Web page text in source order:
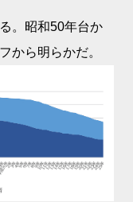
。昭和50年台か
から明らかだ。